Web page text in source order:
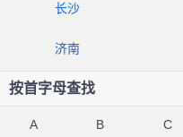
长沙
济南
按首字母查找
A B C